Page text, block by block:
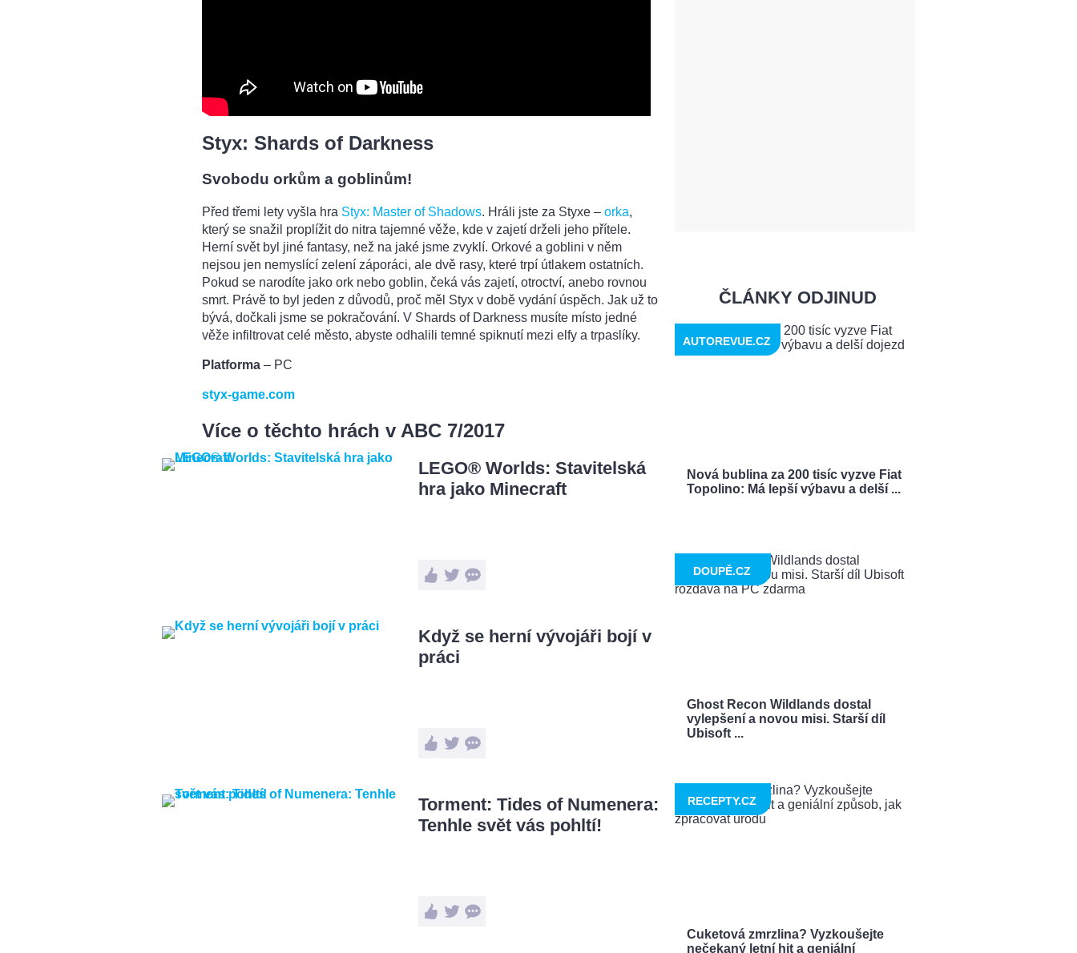
Styx: Shards of Darkness
Svobodu orkům a goblinům!
Před třemi lety vyšla hra Styx: Master of Shadows. Hráli jste za Styxe – orka,
který se snažil proplížit do nitra tajemné věže, kde v zajetí drželi jeho přítele.
Herní svět byl jiné fantasy, než na jaké jsme zvyklí. Orkové a goblini v něm
nejsou jen nemyslící zelení záporáci, ale dvě rasy, které trpí útlakem ostatních.
Pokud se narodíte jako ork nebo goblin, čeká vás zajetí, otroctví, anebo rovnou
smrt. Právě to byl jeden z důvodů, proč měl Styx v době vydání úspěch. Jak už to
bývá, dočkali jsme se pokračování. V Shards of Darkness musíte místo jedné
věže infiltrovat celé město, abyste odhalili temné spiknutí mezi elfy a trpaslíky.
Platforma – PC
styx-game.com
Více o těchto hrách v ABC 7/2017
LEGO® Worlds: Stavitelská
hra jako Minecraft
Když se herní vývojáři bojí v
práci
Torment: Tides of Numenera:
Tenhle svět vás pohltí!
ČLÁNKY ODJINUD
Nová bublina za 200 tisíc vyzve Fiat
Topolino: Má lepší výbavu a delší ...
AUTOREVUE.CZ
Ghost Recon Wildlands dostal
vylepšení a novou misi. Starší díl
Ubisoft ...
DOUPĚ.CZ
Cuketová zmrzlina? Vyzkoušejte
nečekaný letní hit a geniální
RECEPTY.CZ